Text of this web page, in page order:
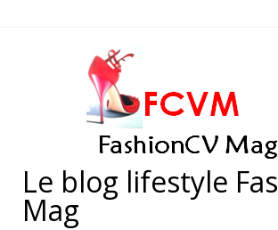
Le blog lifestyle
Mag